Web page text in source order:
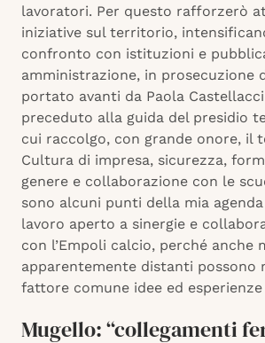
lavoratori. Per questo rafforzerò
iniziative sul territorio,
confronto con istituzioni e
amministrazione, in prosecuzione
portato avanti da Paola
preceduto alla guida del presidio
cui raccolgo, con grande onore, il
Cultura di impresa, sicurezza,
genere e collaborazione con le
sono alcuni punti della mia
lavoro aperto a sinergie e
con l’Empoli calcio, perché anche
apparentemente distanti possono
fattore comune idee ed esperienze
Mugello: “collegamenti